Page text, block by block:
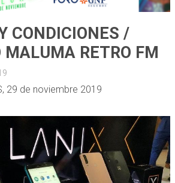
CONDICIONES /
MALUMA RETRO FM
29 de noviembre 2019